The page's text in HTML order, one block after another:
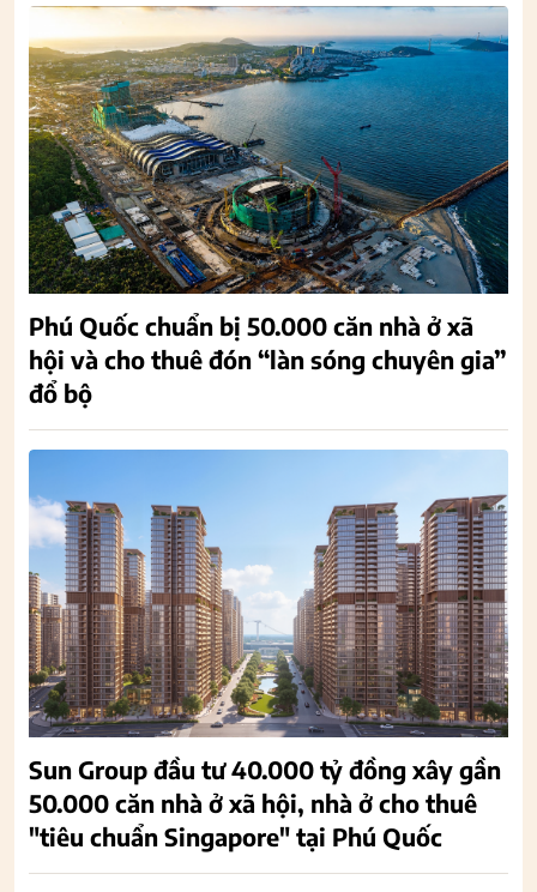
Phú Quốc chuẩn bị 50.000 căn nhà ở xã
hội và cho thuê đón “làn sóng chuyên gia”
đổ bộ
Sun Group đầu tư 40.000 tỷ đồng xây gần
50.000 căn nhà ở xã hội, nhà ở cho thuê
"tiêu chuẩn Singapore" tại Phú Quốc